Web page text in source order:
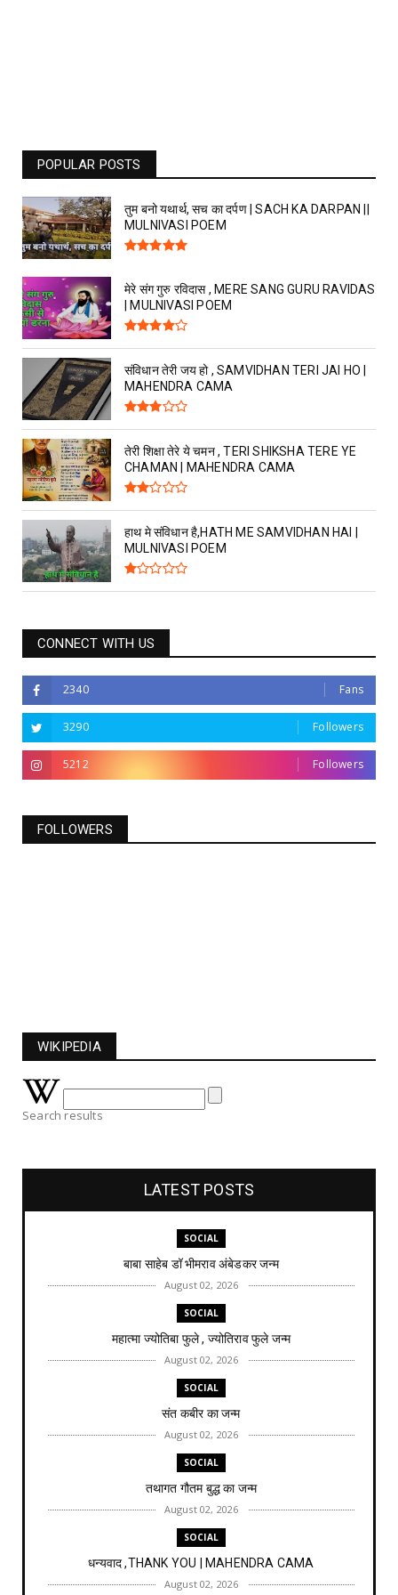
POPULAR POSTS
तुम बनो यथार्थ, सच का दर्पण | SACH KA DARPAN ||
MULNIVASI POEM
मेरे संग गुरु रविदास , MERE SANG GURU RAVIDAS
| MULNIVASI POEM
संविधान तेरी जय हो , SAMVIDHAN TERI JAI HO |
MAHENDRA CAMA
तेरी शिक्षा तेरे ये चमन , TERI SHIKSHA TERE YE
CHAMAN | MAHENDRA CAMA
हाथ मे संविधान है,HATH ME SAMVIDHAN HAI |
MULNIVASI POEM
CONNECT WITH US
2340 Fans
3290 Followers
5212 Followers
FOLLOWERS
WIKIPEDIA
Search results
LATEST POSTS
SOCIAL
बाबा साहेब डॉ भीमराव अंबेडकर जन्म
August 02, 2026
SOCIAL
महात्मा ज्योतिबा फुले , ज्योतिराव फुले जन्म
August 02, 2026
SOCIAL
संत कबीर का जन्म
August 02, 2026
SOCIAL
तथागत गौतम बुद्ध का जन्म
August 02, 2026
SOCIAL
धन्यवाद ,THANK YOU | MAHENDRA CAMA
August 02, 2026